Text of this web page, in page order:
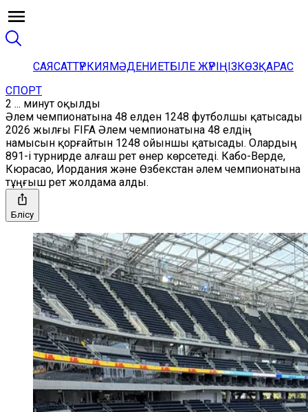
САЯСАТТҮРКИЯМӘДЕНИЕТБІЛЕ ЖҮРІҢІЗКӨЗҚАРАС
СПОРТ
2 ... минут оқылды
Әлем чемпионатына 48 елден 1248 футболшы қатысады
2026 жылғы FIFA Әлем чемпионатына 48 елдің
намысын қорғайтын 1248 ойыншы қатысады. Олардың
891-і турнирде алғаш рет өнер көрсетеді. Кабо-Верде,
Кюрасао, Иордания және Өзбекстан әлем чемпионатына
тұңғыш рет жолдама алды.
Бөлісу